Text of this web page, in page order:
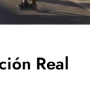
Real